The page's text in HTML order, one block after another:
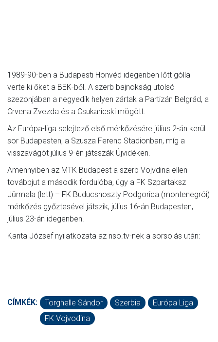
1989-90-ben a Budapesti Honvéd idegenben lőtt góllal
verte ki őket a BEK-ből. A szerb bajnokság utolsó
szezonjában a negyedik helyen zártak a Partizán Belgrád, a
Crvena Zvezda és a Csukaricski mögött.
Az Európa-liga selejtező első mérkőzésére július 2-án kerül
sor Budapesten, a Szusza Ferenc Stadionban, míg a
visszavágót július 9-én játsszák Újvidéken.
Amennyiben az MTK Budapest a szerb Vojvdina ellen
továbbjut a második fordulóba, úgy a FK Szpartaksz
Jūrmala (lett) – FK Buducsnoszty Podgorica (montenegrói)
mérkőzés győztesével játszik, július 16-án Budapesten,
július 23-án idegenben.
Kanta József nyilatkozata az nso.tv-nek a sorsolás után:
CÍMKÉK: Torghelle Sándor Szerbia
Európa Liga
FK Vojvodina